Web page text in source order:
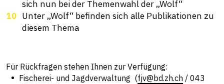
sich nun bei der Themenwahl der „Wolf“
Unter „Wolf“ befinden sich alle Publikationen zu
diesem Thema
Für Rückfragen stehen Ihnen zur Verfügung:
Fischerei- und Jagdverwaltung (fjv@bd.zh.ch / 043